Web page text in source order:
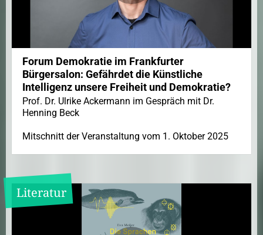
Forum Demokratie im Frankfurter
Bürgersalon: Gefährdet die Künstliche
Intelligenz unsere Freiheit und Demokratie?
Prof. Dr. Ulrike Ackermann im Gespräch mit Dr.
Henning Beck
Mitschnitt der Veranstaltung vom 1. Oktober 2025
Literatur